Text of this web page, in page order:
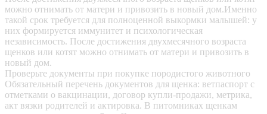
можно отнимать от матери и привозить в новый дом.Именно
такой срок требуется для полноценной выкормки малышей: у
них формируется иммунитет и психологическая
независимость. После достижения двухмесячного возраста
щенков или котят можно отнимать от матери и привозить в
новый дом.
Проверьте документы при покупке породистого животного
Обязательный перечень документов для щенка: ветпаспорт с
отметками о вакцинации, договор купли-продажи, метрика,
акт вязки родителей и актировка. В питомниках щенкам